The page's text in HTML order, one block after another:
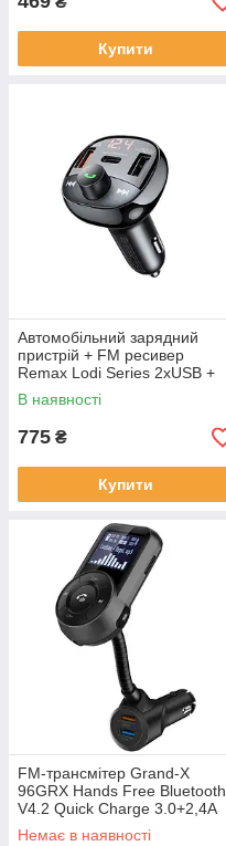
Купити
Автомобільний зарядний
пристрій + FM ресивер
Remax Lodi Series 2xUSB +
Type-C 54.5W Black
(RCC331)
В наявності
775 ₴
Купити
FM-трансмітер Grand-X
96GRX Hands Free Bluetooth
V4.2 Quick Charge 3.0+2,4А
Немає в наявності